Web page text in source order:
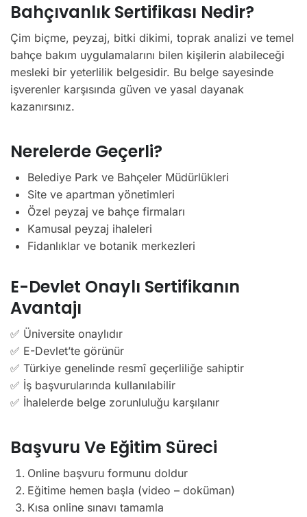
Bahçıvanlık Sertifikası Nedir?
Çim biçme, peyzaj, bitki dikimi, toprak analizi ve temel
bahçe bakım uygulamalarını bilen kişilerin alabileceği
mesleki bir yeterlilik belgesidir. Bu belge sayesinde
işverenler karşısında güven ve yasal dayanak
kazanırsınız.
Nerelerde Geçerli?
Belediye Park ve Bahçeler Müdürlükleri
Site ve apartman yönetimleri
Özel peyzaj ve bahçe firmaları
Kamusal peyzaj ihaleleri
Fidanlıklar ve botanik merkezleri
E-Devlet Onaylı Sertifikanın
Avantajı
✅ Üniversite onaylıdır
✅ E-Devlet’te görünür
✅ Türkiye genelinde resmî geçerliliğe sahiptir
✅ İş başvurularında kullanılabilir
✅ İhalelerde belge zorunluluğu karşılanır
Başvuru Ve Eğitim Süreci
Online başvuru formunu doldur
Eğitime hemen başla (video – doküman)
Kısa online sınavı tamamla